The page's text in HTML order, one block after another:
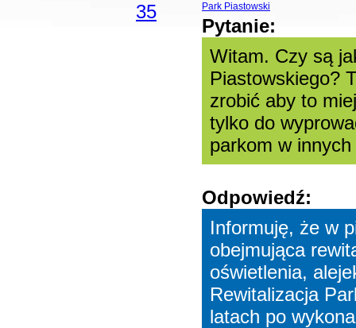
35 Park Piastowski
Pytanie:
Witam. Czy są
Piastowskiego?
zrobić aby to
tylko do
parkom w
Odpowiedź:
Informuję, że w
obejmująca
oświetlenia,
Rewitalizacja
latach po